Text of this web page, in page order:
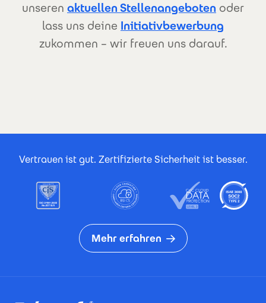
unseren aktuellen Stellenangeboten oder
lass uns deine Initiativbewerbung
zukommen – wir freuen uns darauf.
Vertrauen ist gut. Zertifizierte Sicherheit ist besser.
Mehr erfahren